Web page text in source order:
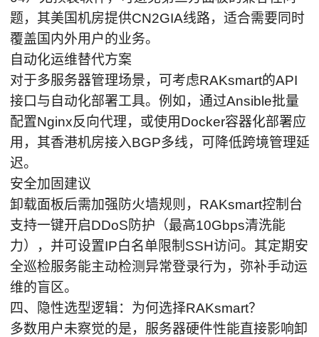
题，其美国机房提供CN2GIA线路，适合需要同时
覆盖国内外用户的业务。
自动化运维替代方案
对于多服务器管理场景，可考虑RAKsmart的API
接口与自动化部署工具。例如，通过Ansible批量
配置Nginx反向代理，或使用Docker容器化部署应
用，其香港机房接入BGP多线，可降低跨境管理延
迟。
安全加固建议
卸载面板后需加强防火墙规则，RAKsmart控制台
支持一键开启DDoS防护（最高10Gbps清洗能
力），并可设置IP白名单限制SSH访问。其定期安
全巡检服务能主动检测异常登录行为，弥补手动运
维的盲区。
四、隐性选型逻辑：为何选择RAKsmart？
多数用户未察觉的是，服务器硬件性能直接影响卸